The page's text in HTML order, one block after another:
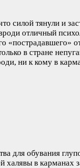
силой тянули и
отличный
«пострадавшего»
в стране
ни к кому в
для обувания
в карманах